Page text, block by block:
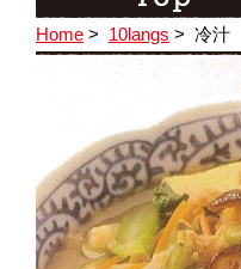
Home > 10langs > 冷汁